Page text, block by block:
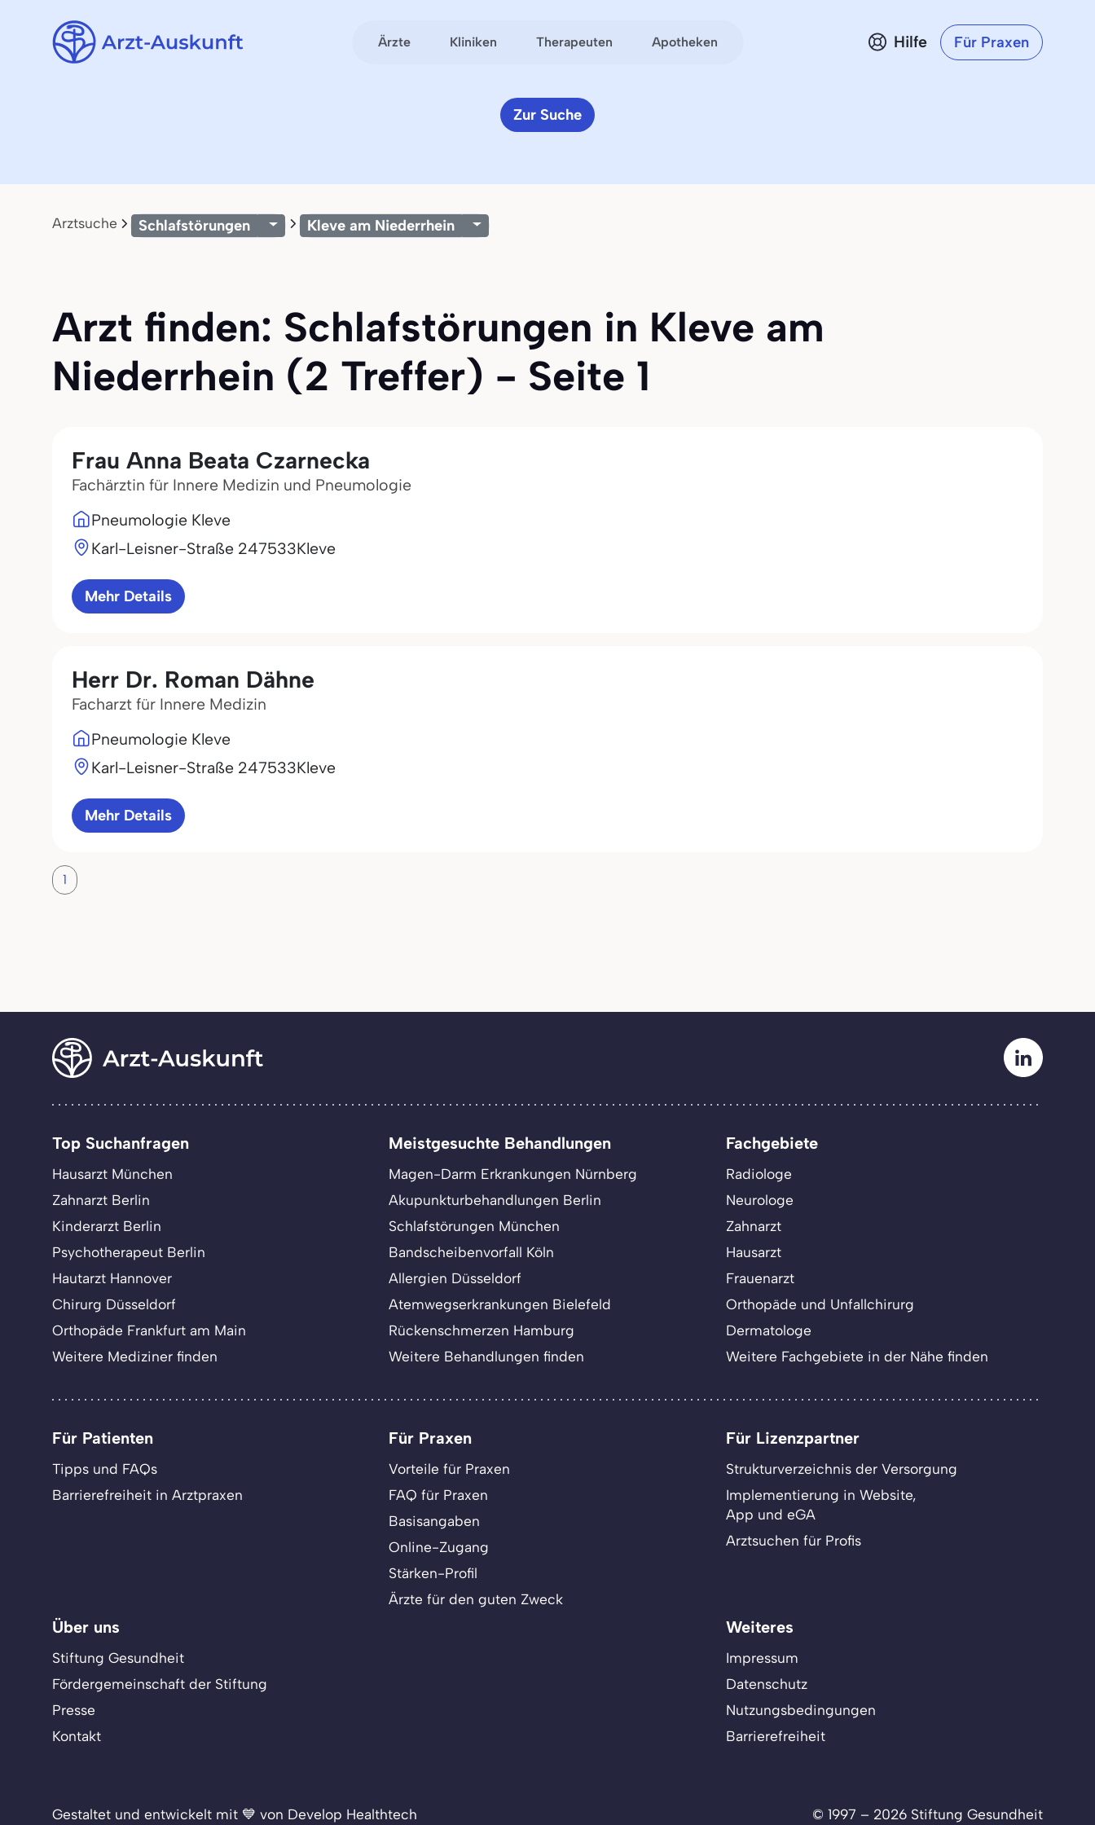
Ärzte Kliniken Therapeuten Apotheken Hilfe Für Praxen
Zur Suche
Arztsuche Schlafstörungen Kleve am Niederrhein
Arzt finden: Schlafstörungen in Kleve am
Niederrhein (2 Treffer) - Seite 1
Frau Anna Beata Czarnecka
Fachärztin für Innere Medizin und Pneumologie
Pneumologie Kleve
Karl-Leisner-Straße 247533Kleve
Mehr Details
Herr Dr. Roman Dähne
Facharzt für Innere Medizin
Pneumologie Kleve
Karl-Leisner-Straße 247533Kleve
Mehr Details
1
Top Suchanfragen
Hausarzt München
Zahnarzt Berlin
Kinderarzt Berlin
Psychotherapeut Berlin
Hautarzt Hannover
Chirurg Düsseldorf
Orthopäde Frankfurt am Main
Weitere Mediziner finden
Meistgesuchte Behandlungen
Magen-Darm Erkrankungen Nürnberg
Akupunkturbehandlungen Berlin
Schlafstörungen München
Bandscheibenvorfall Köln
Allergien Düsseldorf
Atemwegserkrankungen Bielefeld
Rückenschmerzen Hamburg
Weitere Behandlungen finden
Fachgebiete
Radiologe
Neurologe
Zahnarzt
Hausarzt
Frauenarzt
Orthopäde und Unfallchirurg
Dermatologe
Weitere Fachgebiete in der Nähe finden
Für Patienten
Tipps und FAQs
Barrierefreiheit in Arztpraxen
Für Praxen
Vorteile für Praxen
FAQ für Praxen
Basisangaben
Online-Zugang
Stärken-Profil
Ärzte für den guten Zweck
Für Lizenzpartner
Strukturverzeichnis der Versorgung
Implementierung in Website,
App und eGA
Arztsuchen für Profis
Über uns
Stiftung Gesundheit
Fördergemeinschaft der Stiftung
Presse
Kontakt
Weiteres
Impressum
Datenschutz
Nutzungsbedingungen
Barrierefreiheit
Gestaltet und entwickelt mit 💙 von Develop Healthtech © 1997 – 2026 Stiftung Gesundheit